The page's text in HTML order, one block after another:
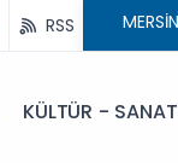
RSS
KÜLTÜR - SANAT